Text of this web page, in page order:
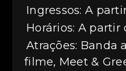
Ingressos: A
Horários: A partir
Atrações: Banda
filme, Meet &